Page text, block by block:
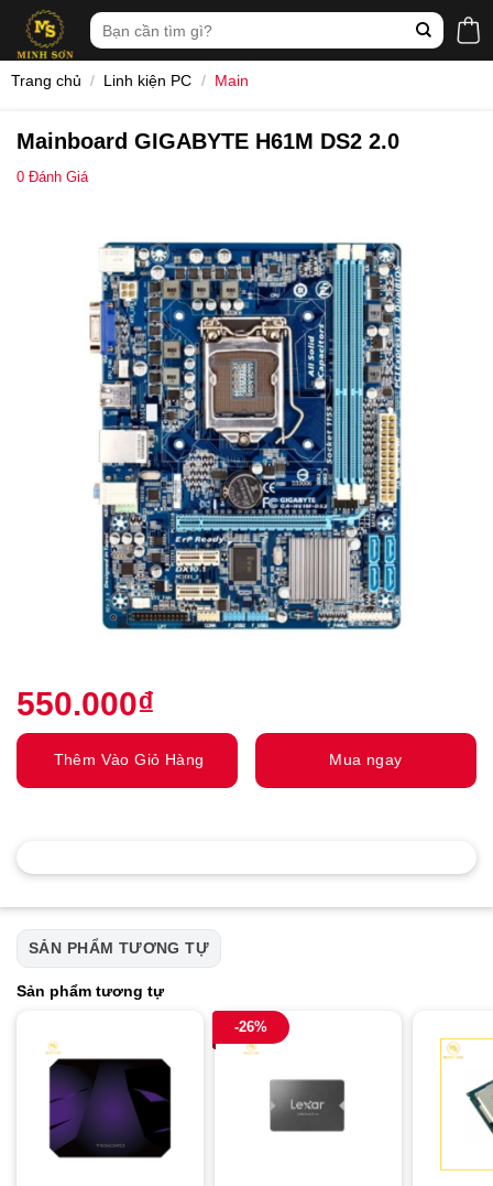
content
Tìm
kiếm:
Trang chủ / Linh kiện PC / Main
Mainboard GIGABYTE H61M DS2 2.0
0 Đánh Giá
550.000₫
Thêm Vào Giỏ Hàng Mua ngay
SẢN PHẨM TƯƠNG TỰ
Sản phẩm tương tự
-26%